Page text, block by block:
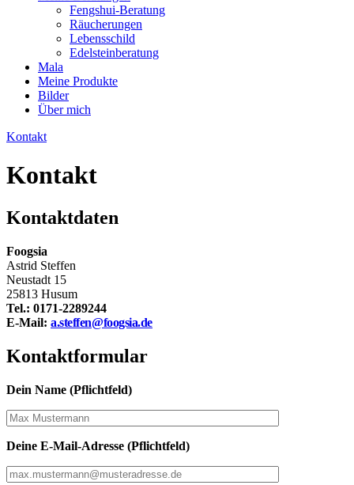
Fengshui-Beratung
Räucherungen
Lebensschild
Edelsteinberatung
Mala
Meine Produkte
Bilder
Über mich
Kontakt
Kontakt
Kontaktdaten
Foogsia
Astrid Steffen
Neustadt 15
25813 Husum
Tel.: 0171-2289244
E-Mail: a.steffen@foogsia.de
Kontaktformular
Dein Name (Pflichtfeld)
Deine E-Mail-Adresse (Pflichtfeld)